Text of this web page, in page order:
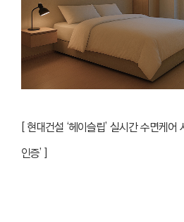
[ 현대건설 ‘헤이슬립’ 실시간 수면케어
인증’ ]